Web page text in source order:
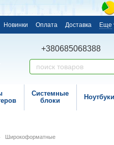
Новинки Оплата Доставка Еще
+380685068388
Системные
блоки
Ноутбуки
Широкоформатные